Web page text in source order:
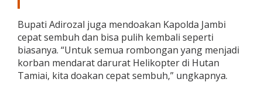
s
e
E
v
a
Bupati Adirozal juga mendoakan Kapolda Jambi
cepat sembuh dan bisa pulih kembali seperti
biasanya. “Untuk semua rombongan yang menjadi
korban mendarat darurat Helikopter di Hutan
Tamiai, kita doakan cepat sembuh,” ungkapnya.